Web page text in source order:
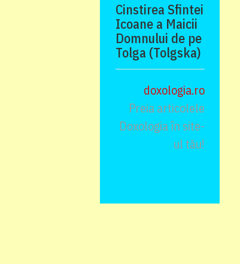
Cinstirea Sfintei
Icoane a Maicii
Domnului de pe
Tolga (Tolgska)
doxologia.ro
Preia articolele
Doxologia în site-
ul tău!